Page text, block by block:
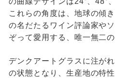
これらの角度は、地球の傾
の名だたるワイン評論家や
ぞって愛用する、唯一無二
デンクアートグラスに注が
の状態となり、生産地の特